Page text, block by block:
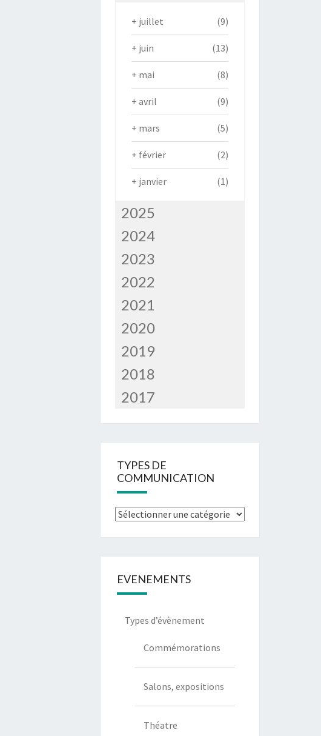
+ juillet (9)
+ juin (13)
+ mai (8)
+ avril (9)
+ mars (5)
+ février (2)
+ janvier (1)
2025
2024
2023
2022
2021
2020
2019
2018
2017
TYPES DE
COMMUNICATION
Types
EVENEMENTS
Types d’évènement
Commémorations
Salons, expositions
Théatre